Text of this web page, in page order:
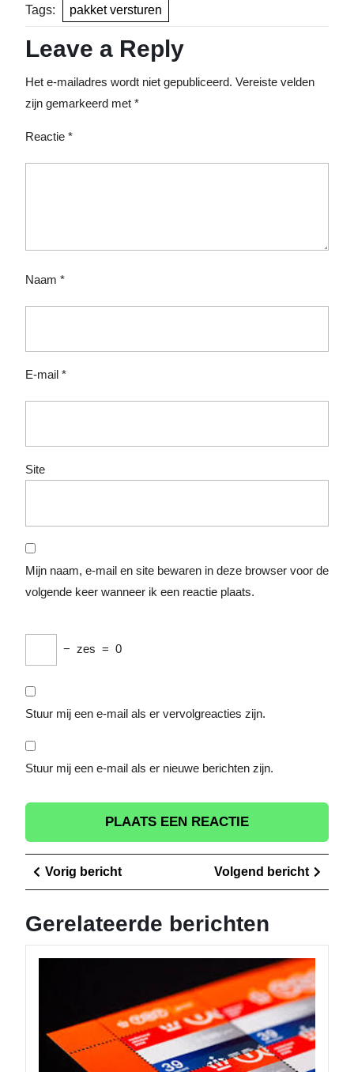
Tags: pakket versturen
Leave a Reply
Het e-mailadres wordt niet gepubliceerd. Vereiste velden
zijn gemarkeerd met *
Reactie *
Naam *
E-mail *
Site
Mijn naam, e-mail en site bewaren in deze browser voor de
volgende keer wanneer ik een reactie plaats.
− zes = 0
Stuur mij een e-mail als er vervolgreacties zijn.
Stuur mij een e-mail als er nieuwe berichten zijn.
Berichtnavigatie
Vorig berichtVorig
bericht
Volgend bericht
bericht
Gerelateerde berichten
TNT
en